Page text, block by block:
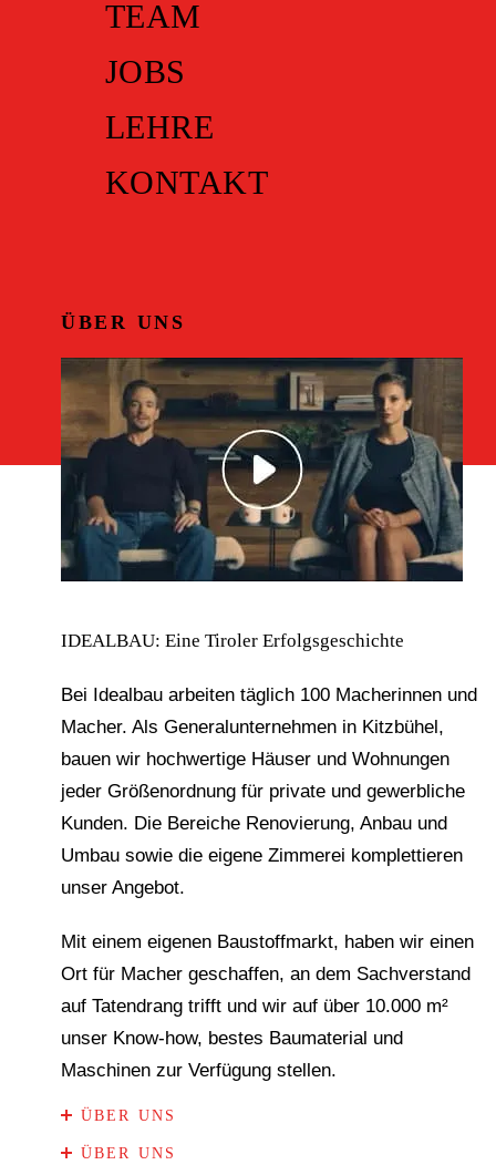
TEAM
JOBS
LEHRE
KONTAKT
ÜBER UNS
IDEALBAU: Eine Tiroler Erfolgsgeschichte
Bei Idealbau arbeiten täglich 100 Macherinnen und
Macher. Als Generalunternehmen in Kitzbühel,
bauen wir hochwertige Häuser und Wohnungen
jeder Größenordnung für private und gewerbliche
Kunden. Die Bereiche Renovierung, Anbau und
Umbau sowie die eigene Zimmerei komplettieren
unser Angebot.
Mit einem eigenen Baustoffmarkt, haben wir einen
Ort für Macher geschaffen, an dem Sachverstand
auf Tatendrang trifft und wir auf über 10.000 m²
unser Know-how, bestes Baumaterial und
Maschinen zur Verfügung stellen.
ÜBER UNS
ÜBER UNS